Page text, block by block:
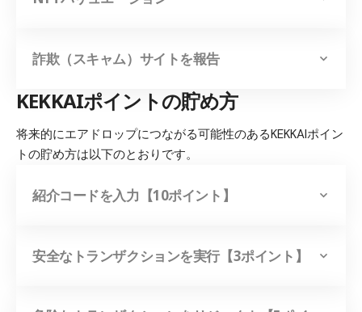
詐欺（スキャム）サイトを報告
KEKKAIポイントの貯め方
将来的にエアドロップにつながる可能性のあるKEKKAIポイン
トの貯め方は以下のとおりです。
紹介コードを入力【10ポイント】
安全なトランザクションを実行【3ポイント】